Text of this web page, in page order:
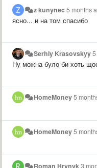
z kunynec5 months
ясно... и на том спасибо
Serhiy Krasovskyy
Ну можна було би хоть
HomeMoney5
HomeMoney5
Roman Hrynyk3